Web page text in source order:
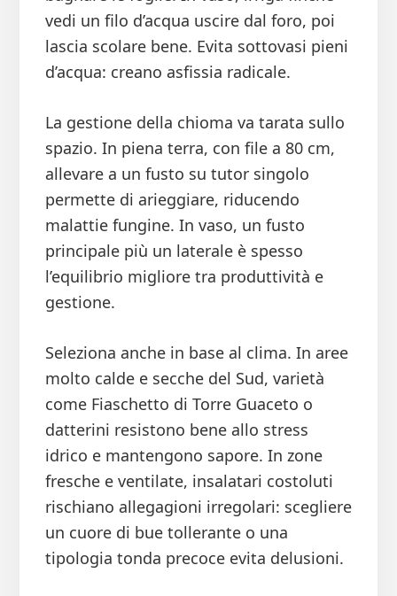
vedi un filo d’acqua uscire dal foro, poi
lascia scolare bene. Evita sottovasi pieni
d’acqua: creano asfissia radicale.
La gestione della chioma va tarata sullo
spazio. In piena terra, con file a 80 cm,
allevare a un fusto su tutor singolo
permette di arieggiare, riducendo
malattie fungine. In vaso, un fusto
principale più un laterale è spesso
l’equilibrio migliore tra produttività e
gestione.
Seleziona anche in base al clima. In aree
molto calde e secche del Sud, varietà
come Fiaschetto di Torre Guaceto o
datterini resistono bene allo stress
idrico e mantengono sapore. In zone
fresche e ventilate, insalatari costoluti
rischiano allegagioni irregolari: scegliere
un cuore di bue tollerante o una
tipologia tonda precoce evita delusioni.